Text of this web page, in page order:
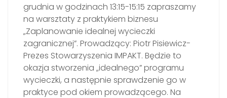
grudnia w godzinach 13:15-15:15 zapraszamy
na warsztaty z praktykiem biznesu
„Zaplanowanie idealnej wycieczki
zagranicznej”. Prowadzący: Piotr Pisiewicz-
Prezes Stowarzyszenia IMPAKT. Będzie to
okazja stworzenia „idealnego” programu
wycieczki, a następnie sprawdzenie go w
praktyce pod okiem prowadzącego. Na